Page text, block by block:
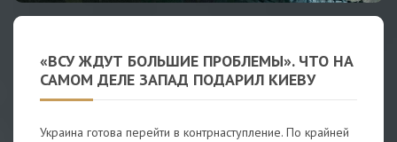
«ВСУ ЖДУТ БОЛЬШИЕ ПРОБЛЕМЫ». ЧТО НА
САМОМ ДЕЛЕ ЗАПАД ПОДАРИЛ КИЕВУ
Украина готова перейти в контрнаступление. По крайней